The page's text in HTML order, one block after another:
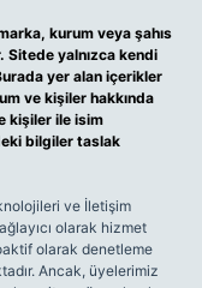
kurum veya şahıs
Sitede yalnızca kendi
yer alan içerikler
ve kişiler hakkında
kişiler ile isim
bilgiler taslak
ve İletişim
olarak hizmet
olarak denetleme
Ancak, üyelerimiz